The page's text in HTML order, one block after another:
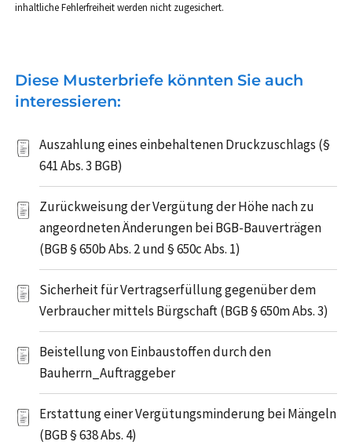
inhaltliche Fehlerfreiheit werden nicht zugesichert.
Diese Musterbriefe könnten Sie auch
interessieren:
Auszahlung eines einbehaltenen Druckzuschlags (§
641 Abs. 3 BGB)
Zurückweisung der Vergütung der Höhe nach zu
angeordneten Änderungen bei BGB-Bauverträgen
(BGB § 650b Abs. 2 und § 650c Abs. 1)
Sicherheit für Vertragserfüllung gegenüber dem
Verbraucher mittels Bürgschaft (BGB § 650m Abs. 3)
Beistellung von Einbaustoffen durch den
Bauherrn_Auftraggeber
Erstattung einer Vergütungsminderung bei Mängeln
(BGB § 638 Abs. 4)